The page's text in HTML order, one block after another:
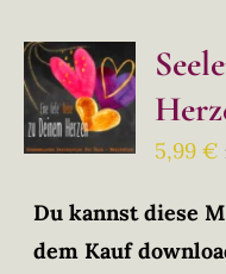
5,99€
Du kannst diese
dem Kauf